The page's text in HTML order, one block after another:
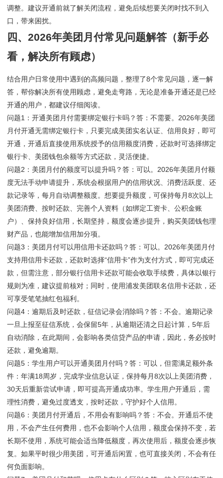
调整。建议开通前就了解关闭流程，避免后续想要关闭时找不到入
口，带来困扰。
四、2026年美团月付常见问题解答（新手必
看，解决所有顾虑）
结合用户日常使用中遇到的高频问题，整理了8个常见问题，逐一解
答，帮你解决所有使用顾虑，避免走弯路，无论是准备开通还是已经
开通的用户，都建议仔细阅读。
问题1：开通美团月付需要绑定银行卡吗？答：不需要。2026年美团
月付开通无需绑定银行卡，只要完成美团实名认证、信用良好，即可
开通，开通后直接使用系统授予的信用额度消费，还款时可选择绑定
银行卡、美团钱包余额等方式还款，灵活便捷。
问题2：美团月付的额度可以提升吗？答：可以。2026年美团月付额
度无法手动申请提升，系统会根据用户的信用状况、消费活跃度、还
款记录等，每月自动调整额度。想要提升额度，可保持每月8次以上
美团消费、按时还款、完善个人资料（如绑定工资卡、公积金账
户）、保持良好信用，长期坚持，额度会逐步提升，购买美团钱包理
财产品，也能增加信用加分项。
问题3：美团月付可以用信用卡还款吗？答：可以。2026年美团月付
支持用信用卡还款，还款时选择“信用卡”作为支付方式，即可完成还
款，但需注意，部分银行信用卡还款可能会收取手续费，具体以银行
规则为准，建议提前核对；同时，使用浦发美团联名信用卡还款，还
可享受笔笔抽红包福利。
问题4：逾期后及时还款，征信记录会消除吗？答：不会。逾期记录
一旦上报至征信系统，会保留5年，从逾期还清之日起计算，5年后
自动消除，在此期间，会影响各类信贷产品的申请，因此，务必按时
还款，避免逾期。
问题5：学生用户可以开通美团月付吗？答：可以，但需满足额外条
件：年满18周岁，完成学业信息认证，保持每月8次以上美团消费，
30天后重新尝试申请，即可提高开通成功率。学生用户开通后，需
理性消费，避免过度透支，按时还款，守护好个人信用。
问题6：美团月付开通后，不用会有影响吗？答：不会。开通后不使
用，不会产生任何费用，也不会影响个人信用，额度会保持不变，若
长期不使用，系统可能会适当降低额度，再次使用后，额度会逐步恢
复。如果平时很少用美团，可开通后闲置，也可直接关闭，不会有任
何负面影响。